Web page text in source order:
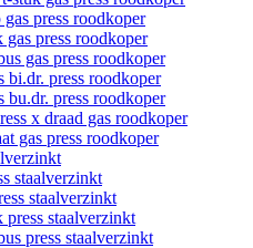
press roodkoper
gas press roodkoper
gas press roodkoper
bi.dr. press roodkoper
bu.dr. press roodkoper
x draad gas roodkoper
gas press roodkoper
staalverzinkt
staalverzinkt
press staalverzinkt
press staalverzinkt